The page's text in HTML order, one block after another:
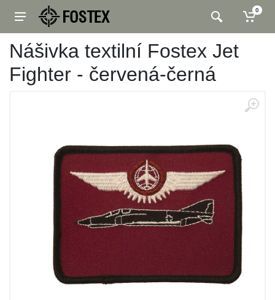
0
Nášivka textilní Fostex Jet
Fighter - červená-černá